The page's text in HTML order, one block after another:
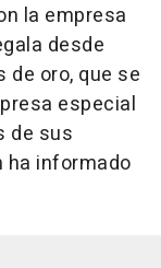
la empresa
desde
de oro, que se
especial
de sus
ha informado